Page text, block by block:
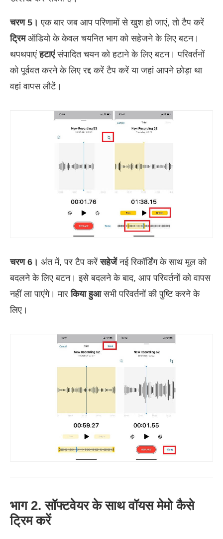
चरण 5।एक बार जब आप परिणामों से खुश हो जाएं, तो टैप करें
ट्रिमऑडियो के केवल चयनित भाग को सहेजने के लिए बटन।
थपथपाएंहटाएंसंपादित चयन को हटाने के लिए बटन। परिवर्तनों
को पूर्ववत करने के लिए रद्द करें टैप करें या जहां आपने छोड़ा था
वहां वापस लौटें।
चरण 6। अंत में, पर टैप करेंसहेजेंनई रिकॉर्डिंग के साथ मूल को
बदलने के लिए बटन। इसे बदलने के बाद, आप परिवर्तनों को वापस
नहीं ला पाएंगे। मारकिया हुआसभी परिवर्तनों की पुष्टि करने के
लिए।
भाग 2. सॉफ्टवेयर के साथ वॉयस मेमो कैसे
ट्रिम करें